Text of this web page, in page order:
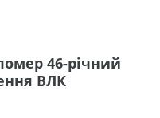
46-річний
ВЛК